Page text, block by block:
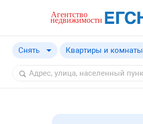
Снять
Купить
Снять
Квартиры и комнаты